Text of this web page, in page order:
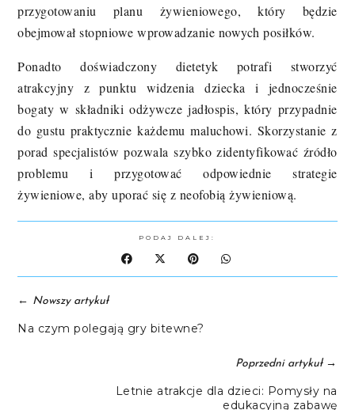
przygotowaniu planu żywieniowego, który będzie
obejmował stopniowe wprowadzanie nowych posiłków.
Ponadto doświadczony dietetyk potrafi stworzyć
atrakcyjny z punktu widzenia dziecka i jednocześnie
bogaty w składniki odżywcze jadłospis, który przypadnie
do gustu praktycznie każdemu maluchowi. Skorzystanie z
porad specjalistów pozwala szybko zidentyfikować źródło
problemu i przygotować odpowiednie strategie
żywieniowe, aby uporać się z neofobią żywieniową.
PODAJ DALEJ:
← Nowszy artykuł
Na czym polegają gry bitewne?
Poprzedni artykuł→
Letnie atrakcje dla dzieci: Pomysły na
edukacyjną zabawę